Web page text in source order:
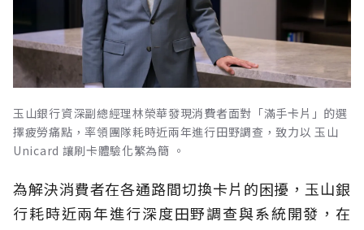
玉山銀行資深副總經理林榮華發現消費者面對「滿手卡片」的選
擇疲勞痛點，率領團隊耗時近兩年進行田野調查，致力以 玉山
Unicard 讓刷卡體驗化繁為簡 。
為解決消費者在各通路間切換卡片的困擾，玉山銀
行耗時近兩年進行深度田野調查與系統開發，在